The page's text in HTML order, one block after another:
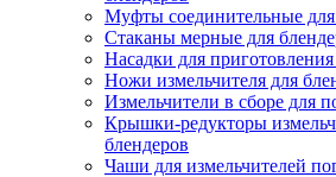
Муфты соединительные для
Стаканы мерные для
Насадки для
Ножи измельчителя для
Измельчители в сборе для
Крышки-редукторы
блендеров
Чаши для измельчителей